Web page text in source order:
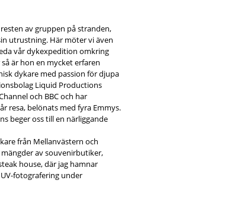
av gruppen på stranden,
utrustning. Här möter vi även
vår dykexpedition omkring
är hon en mycket erfaren
dykare med passion för djupa
Liquid Productions
och BBC och har
resa, belönats med fyra Emmys.
beger oss till en närliggande
från Mellanvästern och
av souvenirbutiker,
house, där jag hamnar
fotografering under